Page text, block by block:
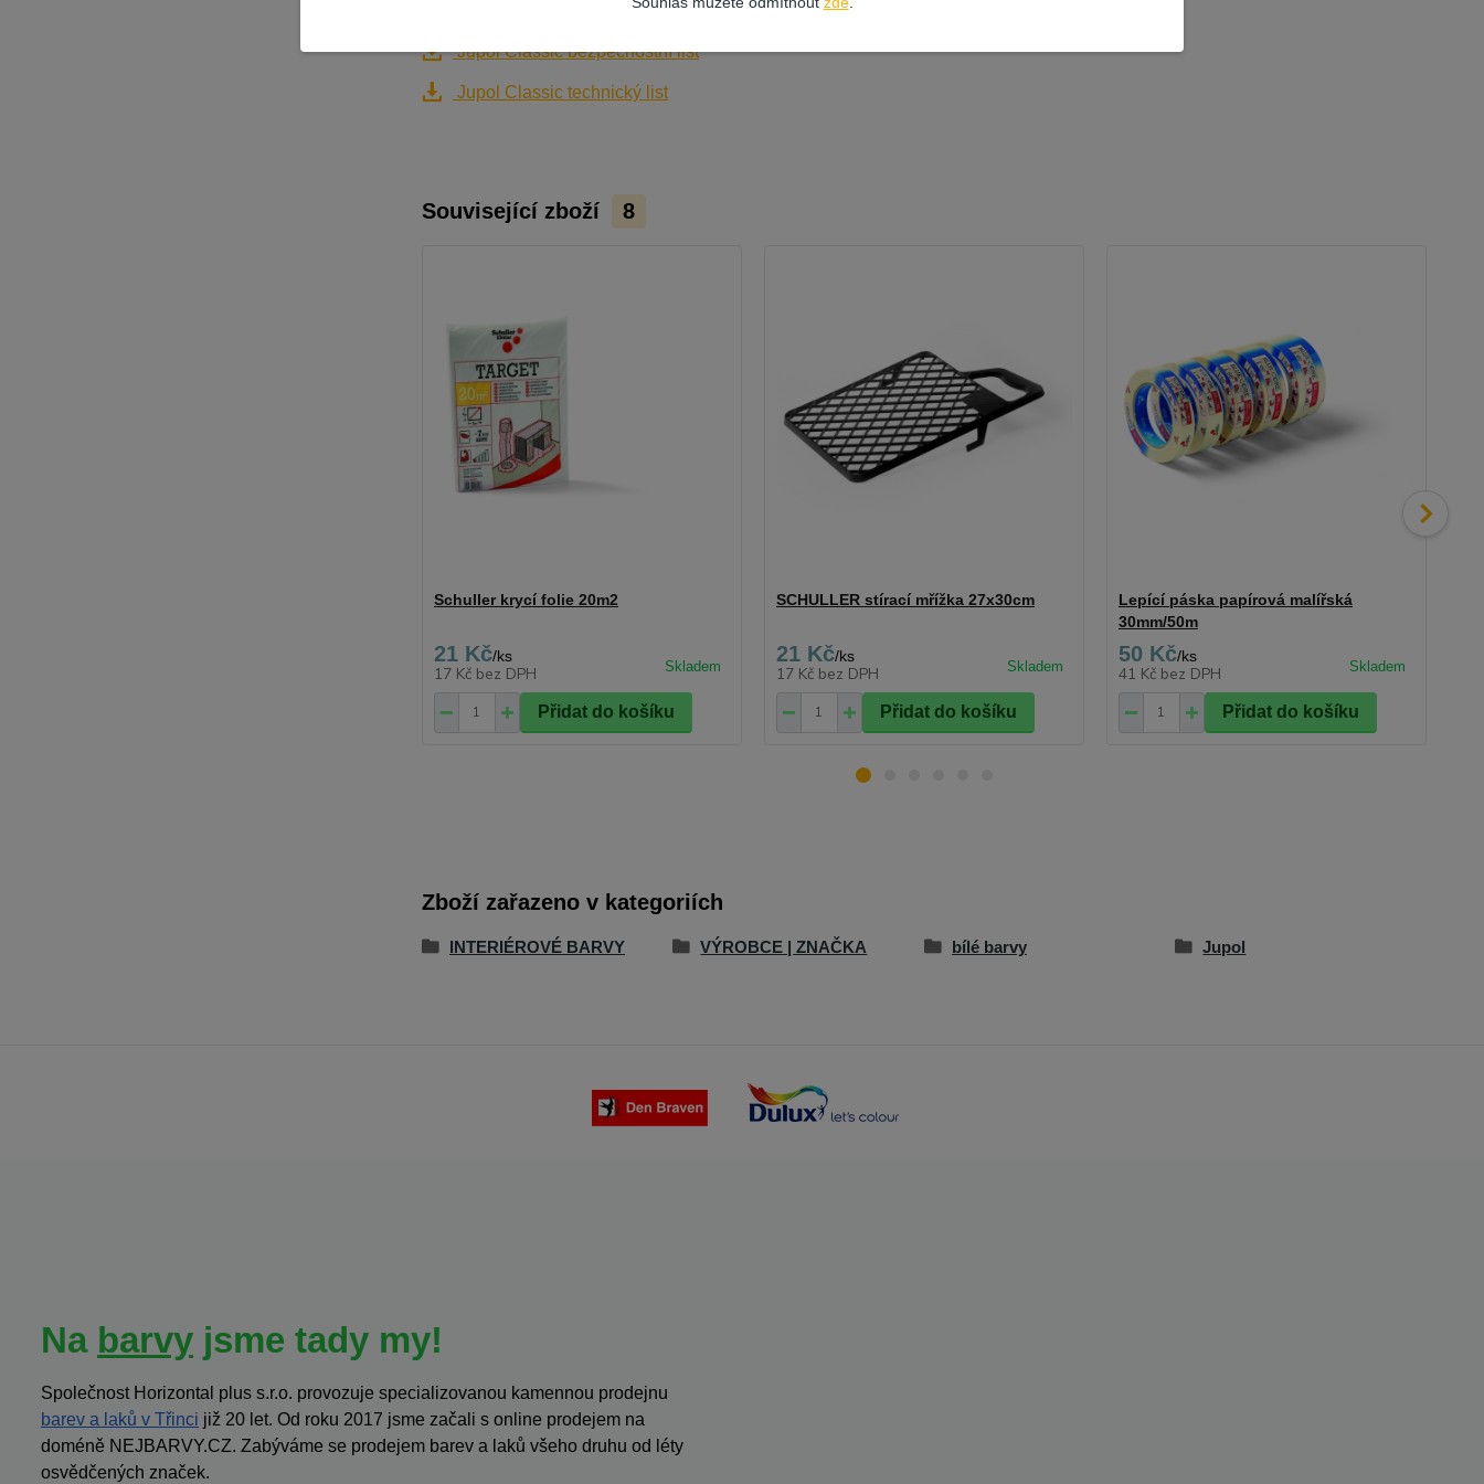
Jupol Classic bezpečnostní list
Jupol Classic technický list
Související zboží 8
Schuller krycí folie 20m2
21 Kč/ks
17 Kč bez DPH
Přidat do košíku
SCHULLER stírací mřížka 27x30cm
21 Kč/ks
17 Kč bez DPH
Přidat do košíku
Lepící páska papírová malířská
30mm/50m
50 Kč/ks
41 Kč bez DPH
Přidat do košíku
Zboží zařazeno v kategoriích
INTERIÉROVÉ BARVY VÝROBCE | ZNAČKA bílé barvy Jupol
Na barvy jsme tady my!
Společnost Horizontal plus s.r.o. provozuje specializovanou kamennou prodejnu
barev a laků v Třinci již 20 let. Od roku 2017 jsme začali s online prodejem na
doméně NEJBARVY.CZ. Zabýváme se prodejem barev a laků všeho druhu od léty
osvědčených značek.